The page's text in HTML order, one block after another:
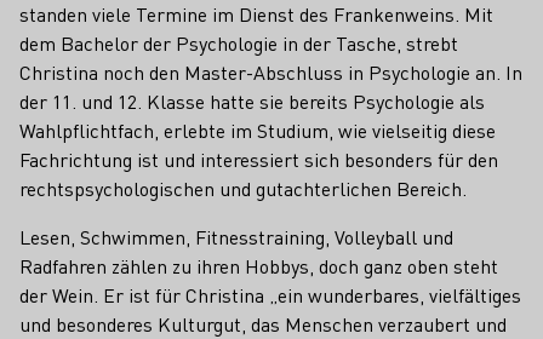
standen viele Termine im Dienst des Frankenweins. Mit
dem Bachelor der Psychologie in der Tasche, strebt
Christina noch den Master-Abschluss in Psychologie an. In
der 11. und 12. Klasse hatte sie bereits Psychologie als
Wahlpflichtfach, erlebte im Studium, wie vielseitig diese
Fachrichtung ist und interessiert sich besonders für den
rechtspsychologischen und gutachterlichen Bereich.
Lesen, Schwimmen, Fitnesstraining, Volleyball und
Radfahren zählen zu ihren Hobbys, doch ganz oben steht
der Wein. Er ist für Christina „ein wunderbares, vielfältiges
und besonderes Kulturgut, das Menschen verzaubert und